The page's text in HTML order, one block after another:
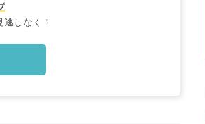
逃しなく！